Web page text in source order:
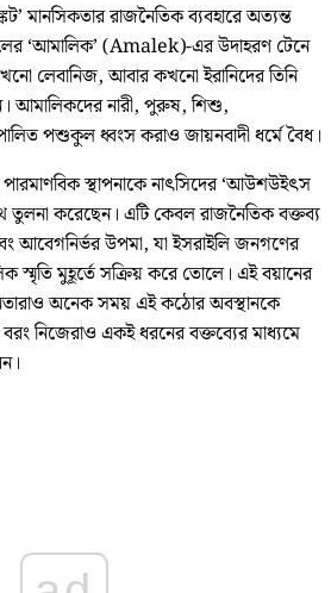
মানসিকতার রাজনৈতিক ব্যবহারে অত্যন্ত
‘আমালিক’ (Amalek)-এর উদাহরণ টেনে
লেবানিজ, আবার কখনো ইরানিদের তিনি
আমালিকদের নারী, পুরুষ, শিশু,
পশুকুল ধ্বংস করাও জায়নবাদী ধর্মে বৈধ।
স্থাপনাকে নাৎসিদের ‘আউশউইৎস
তুলনা করেছেন। এটি কেবল রাজনৈতিক বক্তব্য
আবেগনির্ভর উপমা, যা ইসরাইলি জনগণের
স্মৃতি মুহূর্তে সক্রিয় করে তোলে। এই বয়ানের
অনেক সময় এই কঠোর অবস্থানকে
নিজেরাও একই ধরনের বক্তব্যের মাধ্যমে